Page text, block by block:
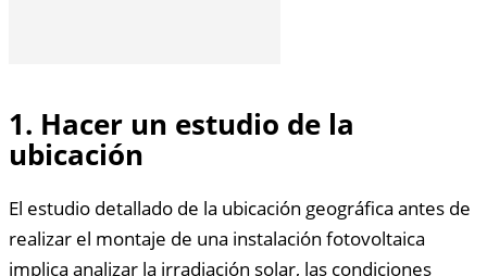
1. Hacer un estudio de la
ubicación
El estudio detallado de la ubicación geográfica antes de
realizar el montaje de una instalación fotovoltaica
implica analizar la irradiación solar, las condiciones